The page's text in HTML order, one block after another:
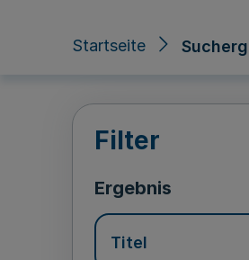
Startseite
Filter
Ergebnis
Titel